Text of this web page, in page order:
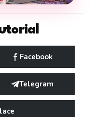
Facebook
Telegram